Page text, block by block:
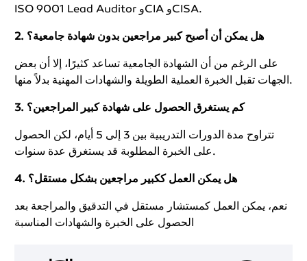
ISO 9001 Lead Auditor وCIA وCISA.
2. هل يمكن أن أصبح كبير مراجعين بدون شهادة جامعية؟
على الرغم من أن الشهادة الجامعية تساعد كثيرًا، إلا أن بعض
الجهات تقبل الخبرة العملية الطويلة والشهادات المهنية بدلاً منها.
3. كم يستغرق الحصول على شهادة كبير المراجعين؟
تتراوح مدة الدورات التدريبية بين 3 إلى 5 أيام، لكن الحصول
على الخبرة المطلوبة قد يستغرق عدة سنوات.
4. هل يمكن العمل ككبير مراجعين بشكل مستقل؟
نعم، يمكن العمل كمستشار مستقل في التدقيق والمراجعة بعد
الحصول على الخبرة والشهادات المناسبة